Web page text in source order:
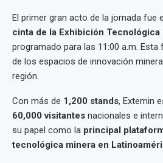
El primer gran acto de la jornada fue
cinta de la Exhibición Tecnológica
programado para las 11:00 a.m.
de los espacios de innovación
región.
Con más de 1,200 stands, Extemin
60,000 visitantes nacionales e
su papel como la principal
tecnológica minera en